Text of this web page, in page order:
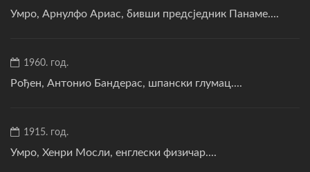
Умро, Арнулфо Ариас, бивши предсједник Панаме....
1960. год.
Рођен, Антонио Бандерас, шпански глумац....
1915. год.
Умро, Хенри Мосли, енглески физичар....